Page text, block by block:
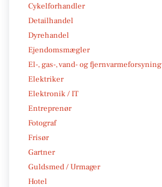
Cykelforhandler
Detailhandel
Dyrehandel
Ejendomsmægler
El-, gas-, vand- og fjernvarmeforsyning
Elektriker
Elektronik / IT
Entreprenør
Fotograf
Frisør
Gartner
Guldsmed / Urmager
Hotel